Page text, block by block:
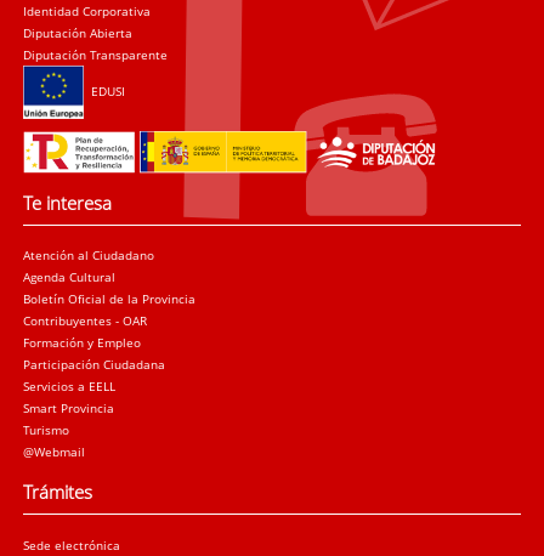
Identidad Corporativa
Diputación Abierta
Diputación Transparente
EDUSI
Te interesa
Atención al Ciudadano
Agenda Cultural
Boletín Oficial de la Provincia
Contribuyentes - OAR
Formación y Empleo
Participación Ciudadana
Servicios a EELL
Smart Provincia
Turismo
@Webmail
Trámites
Sede electrónica